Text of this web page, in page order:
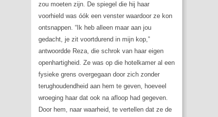
zou moeten zijn. De spiegel die hij haar
voorhield was óók een venster waardoor ze kon
ontsnappen. “Ik heb alleen maar aan jou
gedacht, je zit voortdurend in mijn kop,”
antwoordde Reza, die schrok van haar eigen
openhartigheid. Ze was op die hotelkamer al een
fysieke grens overgegaan door zich zonder
terughoudendheid aan hem te geven, hoeveel
wroeging haar dat ook na afloop had gegeven.
Door hem, naar waarheid, te vertellen dat ze de